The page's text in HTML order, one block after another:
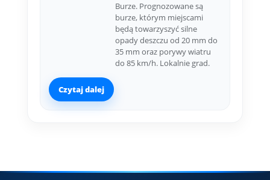
Burze. Prognozowane są
burze, którym miejscami
będą towarzyszyć silne
opady deszczu od 20 mm do
35 mm oraz porywy wiatru
do 85 km/h. Lokalnie grad.
Czytaj dalej